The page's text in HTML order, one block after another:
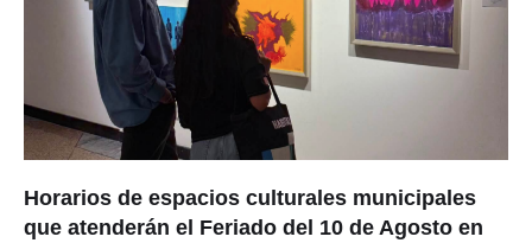
Horarios de espacios culturales municipales
que atenderán el Feriado del 10 de Agosto en
Cuenca